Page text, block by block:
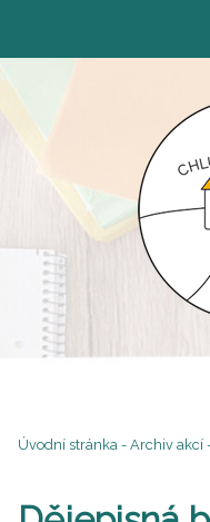
Úvodní stránka - Archiv akcí